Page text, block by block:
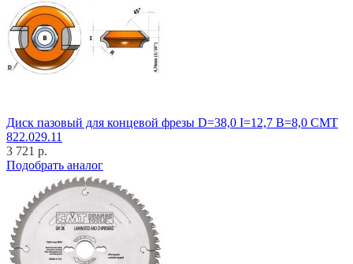
Диск пазовый для концевой фрезы D=38,0 I=12,7 B=8,0 CMT
822.029.11
3 721 р.
Подобрать аналог